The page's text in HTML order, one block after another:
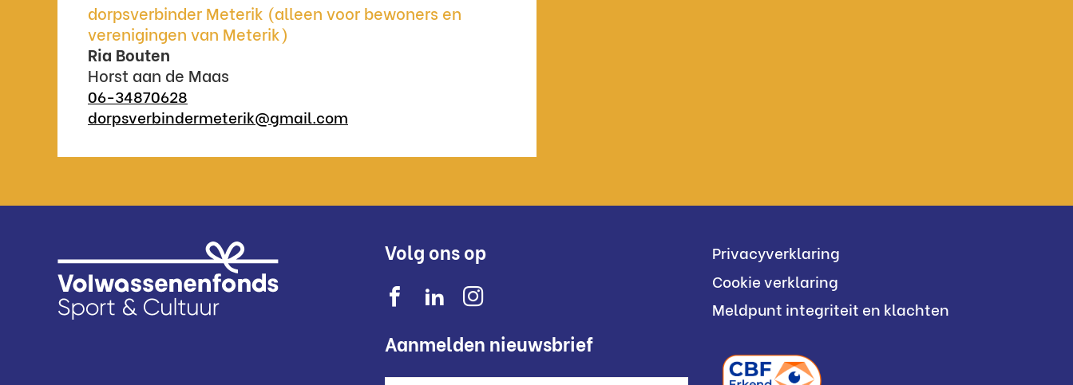
dorpsverbinder Meterik (alleen voor bewoners en
verenigingen van Meterik)
Ria Bouten
Horst aan de Maas
06-34870628
dorpsverbindermeterik@gmail.com
Volg ons op
Aanmelden nieuwsbrief
Privacyverklaring
Cookie verklaring
Meldpunt integriteit en klachten